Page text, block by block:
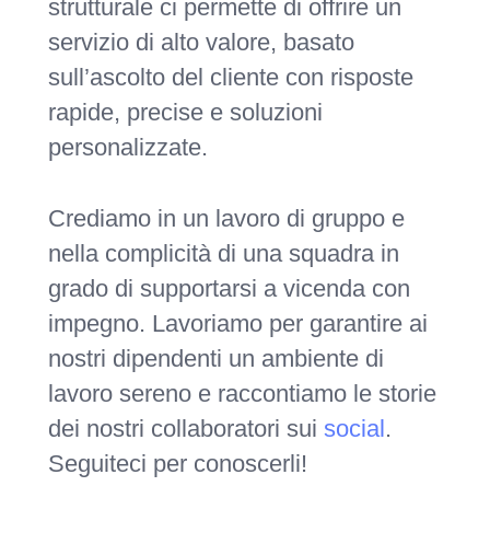
strutturale ci permette di offrire un
servizio di alto valore, basato
sull’ascolto del cliente con risposte
rapide, precise e soluzioni
personalizzate.
Crediamo in un lavoro di gruppo e
nella complicità di una squadra in
grado di supportarsi a vicenda con
impegno. Lavoriamo per garantire ai
nostri dipendenti un ambiente di
lavoro sereno e raccontiamo le storie
dei nostri collaboratori sui social .
Seguiteci per conoscerli!